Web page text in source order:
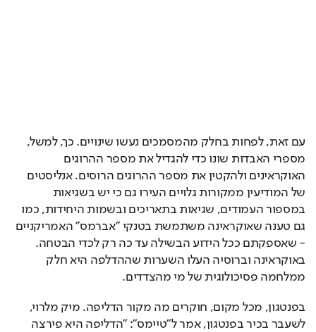
עם זאת, לפחות בחלק מהמסמכים נעשו שינויים. כך, למשל,
מספרי האבדות שונו כדי להגדיל את מספר ההרוגים
האוקראינים ולהקטין את מספר ההרוגים הרוסים. אנליסטים
של המודיעין ממקורות גלויים העירו גם כי יש בשגיאות
במספור העמודים, שגיאות בתאריכים ובשמות היחידות, כמו
גם טענה שאוקראינה משתמשת בטנקי "אברמס" האמריקניים
- שאספקתם ככל הידוע הבשילה עד כה רק לכדי הבטחה.
באוקראינה וברוסיה העלו השערות שההדלפה היא חלק
ממלחמה פסיכולוגית של מי מהצדדים.
בפנטגון, מכל מקום, חוקרים מה מקור הדליפה. מיק מלרוי,
לשעבר בכיר בפנטגון, אמר ל"טיימס": "הדליפה היא פירצה